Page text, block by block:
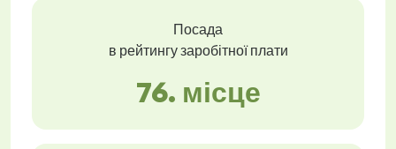
Посада
в рейтингу заробітної плати
76. місце